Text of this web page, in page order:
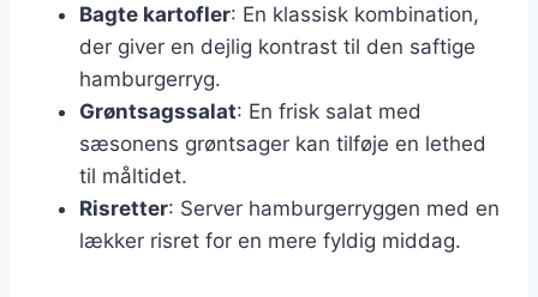
Bagte kartofler: En klassisk kombination,
der giver en dejlig kontrast til den saftige
hamburgerryg.
Grøntsagssalat: En frisk salat med
sæsonens grøntsager kan tilføje en lethed
til måltidet.
Risretter: Server hamburgerryggen med en
lækker risret for en mere fyldig middag.